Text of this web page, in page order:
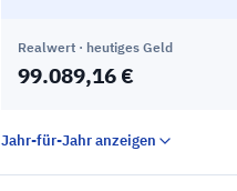
Realwert · heutiges Geld
99.089,16 €
Jahr-für-Jahr anzeigen